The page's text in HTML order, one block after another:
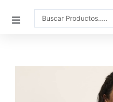
Search
...